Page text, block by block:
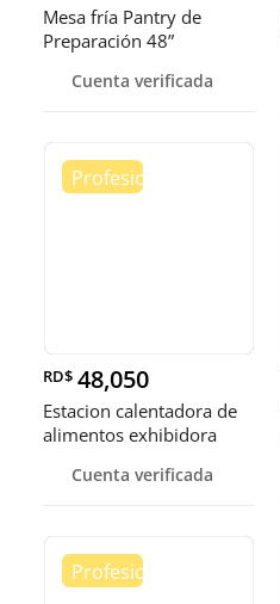
Mesa fría Pantry de
Preparación 48”
Cuenta verificada
RD$ 48,050
Estacion calentadora de
alimentos exhibidora
Cuenta verificada